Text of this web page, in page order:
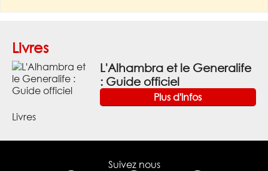
Livres
L'Alhambra et le Generalife
: Guide officiel
Plus d'infos
Livres
Suivez nous